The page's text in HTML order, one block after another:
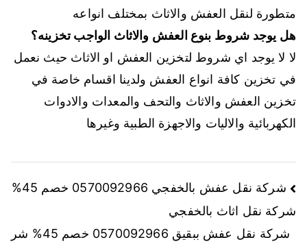
متطورة لنقل العفش والاثاث بمختلف انواعه
هل يوجد شروط بنوع العفش والاثاث الواجب تخزينه؟
لا لا يوجد اي شروط لتخزين العفش او الاثاث حيث نعمل
في تخزين كافة انواع العفش ولدينا اقسام خاصة في
تخزين العفش والاثاث والتحف والمعدات والادوات
الكهربائية والاليات والاجهزة الطبية وغيرها
شركة نقل عفش بالخفجي 0570092966 خصم 45%
شركة نقل اثاث بالخفجي
شركة نقل عفش ببقيق 0570092966 خصم 45% شر